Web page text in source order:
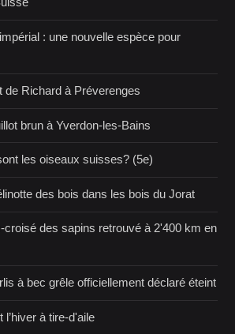
: une nouvelle espèce pour
de Richard à Préverenges
brun à Yverdon-les-Bains
les oiseaux suisses? (5e)
des bois dans les bois du Jorat
croisé des sapins retrouvé à 2'400 km en
à bec grêle officiellement déclaré éteint
l’hiver à tire-d'aile